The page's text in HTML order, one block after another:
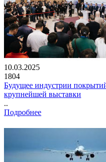
10.03.2025
1804
Будущее индустрии
крупнейшей выставки
..
Подробнее